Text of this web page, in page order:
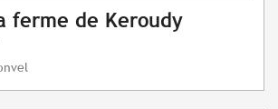
ferme de Keroudy